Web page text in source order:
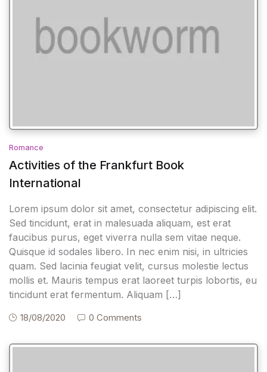
Romance
Activities of the Frankfurt Book
International
Lorem ipsum dolor sit amet, consectetur adipiscing elit.
Sed tincidunt, erat in malesuada aliquam, est erat
faucibus purus, eget viverra nulla sem vitae neque.
Quisque id sodales libero. In nec enim nisi, in ultricies
quam. Sed lacinia feugiat velit, cursus molestie lectus
mollis et. Mauris tempus erat laoreet turpis lobortis, eu
tincidunt erat fermentum. Aliquam […]
18/08/2020 0 Comments